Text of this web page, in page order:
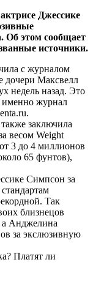
Джессике
Об этом сообщает
источники.
с журналом
дочери Максвелл
недель назад. Это
именно журнал
заключила
весом Weight
3 до 4 миллионов
65 фунтов),
Симпсон за
Так
близнецов
а Анджелина
за экслюзивную
Платят ли